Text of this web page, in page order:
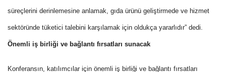
süreçlerini derinlemesine anlamak, gıda ürünü geliştirmede ve hizmet
sektöründe tüketici talebini karşılamak için oldukça yararlıdır” dedi.
Önemli iş birliği ve bağlantı fırsatları sunacak
Konferansın, katılımcılar için önemli iş birliği ve bağlantı fırsatları